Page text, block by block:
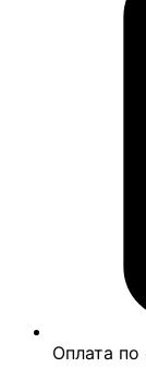
Оплата